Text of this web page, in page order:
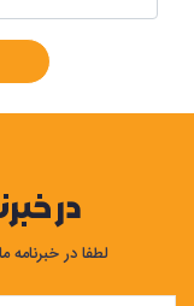
در
لطفا در